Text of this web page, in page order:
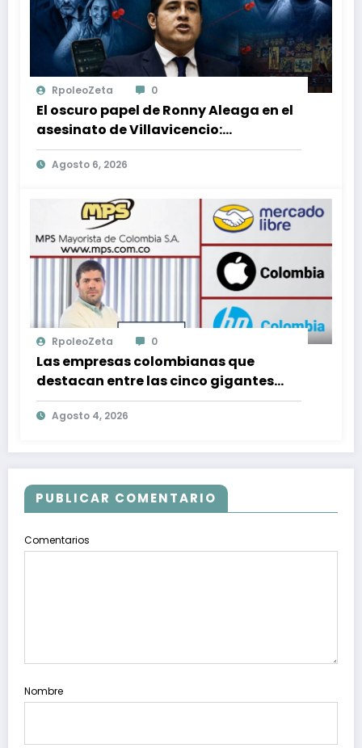
RpoleoZeta 0
El oscuro papel de Ronny Aleaga en el
asesinato de Villavicencio:
conexiones con Jordán y Christiansen
reveladas
Agosto 6, 2026
RpoleoZeta 0
Las empresas colombianas que
destacan entre las cinco gigantes
tecnológicas que lideran el mercado
en Colombia
Agosto 4, 2026
PUBLICAR COMENTARIO
Comentarios
Nombre